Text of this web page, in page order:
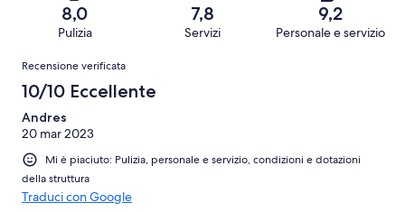
recensioni
recensioni
recensioni
Terribile.
su
recensioni
8,0
Pulizia
7,8
Servizi
9,2
Personale e servizio
Recensioni
Recensione verificata
10/10 Eccellente
Andres
20 mar 2023
Mi è piaciuto: Pulizia, personale e servizio, condizioni e dotazioni
della struttura
Traduci con Google